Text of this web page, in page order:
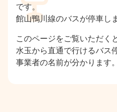
です。
館山鴨川線のバスが停車し
このページをご覧いただく
水玉から直通で行けるバス
事業者の名前が分かります。